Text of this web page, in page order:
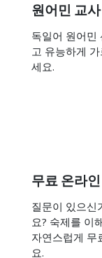
원어민 교사
독일어 원어민
고 유능하게
세요.
무료 온라인
질문이 있으신
요? 숙제를 이
자연스럽게 무
요.